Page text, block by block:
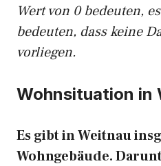
Wert von 0 bedeuten,
bedeuten, dass keine
vorliegen.
Wohnsituation in
Es gibt in Weitnau
Wohngebäude.